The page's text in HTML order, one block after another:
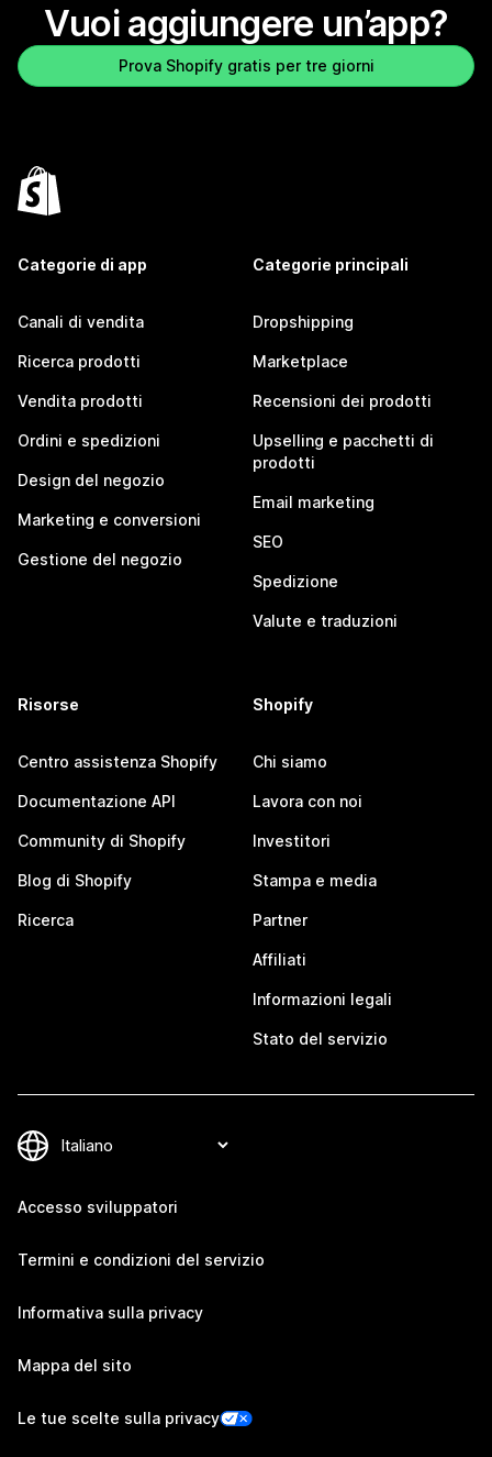
Vuoi aggiungere un’app?
Prova Shopify gratis per tre giorni
Categorie di app
Canali di vendita
Ricerca prodotti
Vendita prodotti
Ordini e spedizioni
Design del negozio
Marketing e conversioni
Gestione del negozio
Categorie principali
Dropshipping
Marketplace
Recensioni dei prodotti
Upselling e pacchetti di
prodotti
Email marketing
SEO
Spedizione
Valute e traduzioni
Risorse
Centro assistenza Shopify
Documentazione API
Community di Shopify
Blog di Shopify
Ricerca
Shopify
Chi siamo
Lavora con noi
Investitori
Stampa e media
Partner
Affiliati
Informazioni legali
Stato del servizio
Accesso sviluppatori
Termini e condizioni del servizio
Informativa sulla privacy
Mappa del sito
Le tue scelte sulla privacy